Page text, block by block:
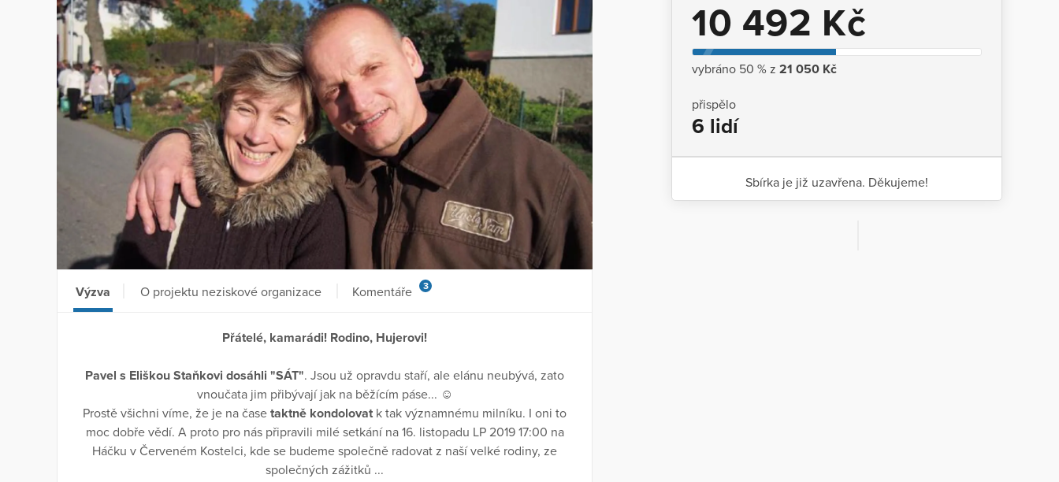
10 492 Kč
vybráno 50 % z 21 050 Kč
přispělo
6 lidí
Sbírka je již uzavřena. Děkujeme!
Výzva O projektu neziskové organizace Komentáře 3
Přátelé, kamarádi! Rodino, Hujerovi!
Pavel s Eliškou Staňkovi dosáhli "SÁT". Jsou už opravdu staří, ale elánu neubývá, zato
vnoučata jim přibývají jak na běžícím páse... ☺
Prostě všichni víme, že je na čase taktně kondolovat k tak významnému milníku. I oni to
moc dobře vědí. A proto pro nás připravili milé setkání na 16. listopadu LP 2019 17:00 na
Háčku v Červeném Kostelci, kde se budeme společně radovat z naší velké rodiny, ze
společných zážitků ...